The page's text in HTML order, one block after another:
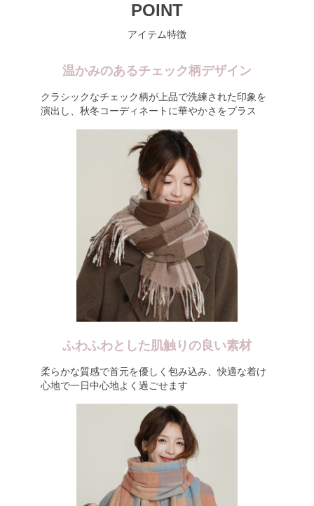
POINT
アイテム特徴
温かみのあるチェック柄デザイン
クラシックなチェック柄が上品で洗練された印象を
演出し、秋冬コーディネートに華やかさをプラス
ふわふわとした肌触りの良い素材
柔らかな質感で首元を優しく包み込み、快適な着け
心地で一日中心地よく過ごせます